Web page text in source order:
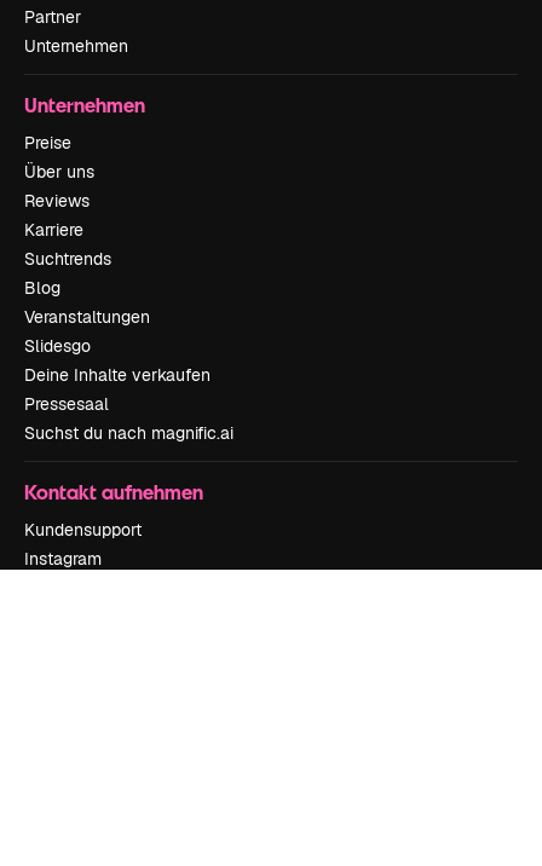
Partner
Unternehmen
Unternehmen
Preise
Über uns
Reviews
Karriere
Suchtrends
Blog
Veranstaltungen
Slidesgo
Deine Inhalte verkaufen
Pressesaal
Suchst du nach magnific.ai
Kontakt aufnehmen
Kundensupport
Instagram